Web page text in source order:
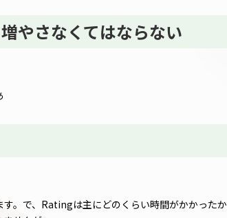
やさなくてはならない
。で、Ratingは主にどのくらい時間がかかったか